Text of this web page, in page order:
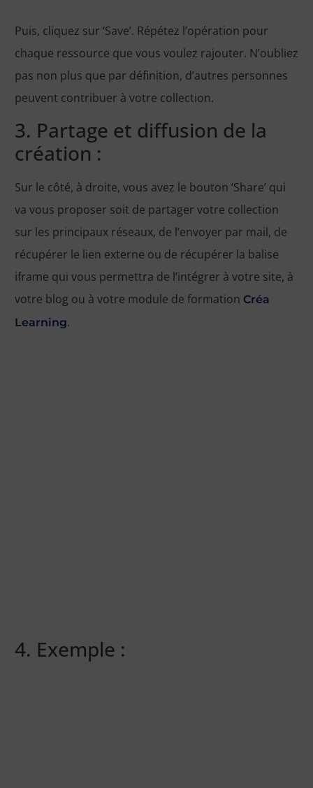
Puis, cliquez sur ‘Save’. Répétez l’opération pour
chaque ressource que vous voulez rajouter. N’oubliez
pas non plus que par définition, d’autres personnes
peuvent contribuer à votre collection.
3. Partage et diffusion de la
création :
Sur le côté, à droite, vous avez le bouton ‘Share’ qui
va vous proposer soit de partager votre collection
sur les principaux réseaux, de l’envoyer par mail, de
récupérer le lien externe ou de récupérer la balise
iframe qui vous permettra de l’intégrer à votre site, à
votre blog ou à votre module de formation Créa
Learning.
4. Exemple :